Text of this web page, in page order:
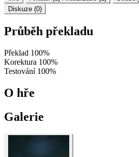
Diskuze (0)
Průběh překladu
Překlad 100%
Korektura 100%
Testování 100%
O hře
Galerie